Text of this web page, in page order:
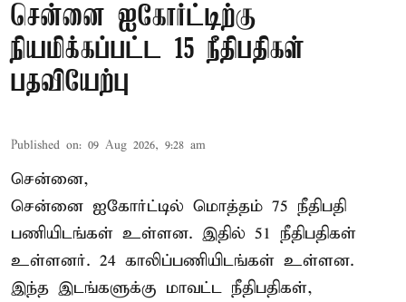
சென்னை ஐகோர்ட்டிற்கு
நியமிக்கப்பட்ட 15 நீதிபதிகள்
பதவியேற்பு
Published on: 09 Aug 2026, 9:28 am
சென்னை,
சென்னை ஐகோர்ட்டில் மொத்தம் 75 நீதிபதி
பணியிடங்கள் உள்ளன. இதில் 51 நீதிபதிகள்
உள்ளனர். 24 காலிப்பணியிடங்கள் உள்ளன.
இந்த இடங்களுக்கு மாவட்ட நீதிபதிகள்,